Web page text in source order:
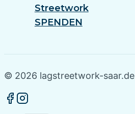
Streetwork
SPENDEN
© 2026 lagstreetwork-saar.de